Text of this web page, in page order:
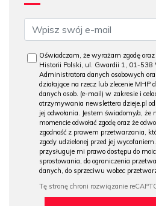
Oświadczam, że wyrażam zgodę
Historii Polski, ul. Gwardii 1, 01-538
Administratora danych osobowych
działające na rzecz lub zlecenie MHP
danych osob. (e-mail) w zakresie i
otrzymywania newslettera dzieje.pl
jej odwołania. Jestem świadomy/a,
momencie odwołać zgodę oraz że
zgodność z prawem przetwarzania,
zgody udzielonej przed jej
przysługuje mi prawo dostępu do
sprostowania, do ograniczenia
danych, do sprzeciwu wobec